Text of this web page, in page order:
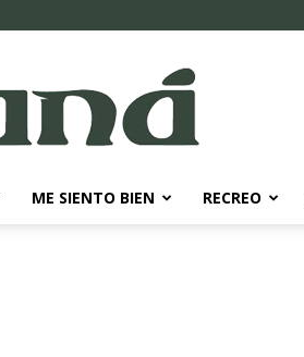
ME SIENTO BIEN RECREO